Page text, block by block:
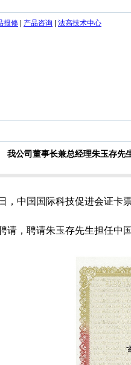
报修 产品咨询 法高技术中心
我公司董事长兼总经理朱玉存先
，中国国际科技促进会证卡
请，聘请朱玉存先生担任中